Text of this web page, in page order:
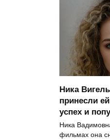
Ника
принесли
успех и
Ника
фильмах она